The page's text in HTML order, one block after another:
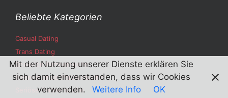
Beliebte Kategorien
Casual Dating
Trans Dating
Senioren Partnersuche
Internationale Partnersuche
Seriöse Partnersuche
Mit der Nutzung unserer Dienste erklären Sie
sich damit einverstanden, dass wir Cookies
verwenden.
Weitere Info OK